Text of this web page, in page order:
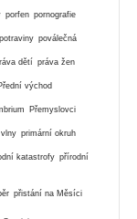
porfen pornografie
potraviny poválečná
dětí práva žen
východ
Přemyslovci
primární okruh
katastrofy přírodní
přistání na Měsíci